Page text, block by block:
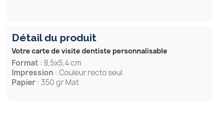
Détail du produit
Votre carte de visite dentiste personnalisable
Format : 8,5x5,4 cm
Impression : Couleur recto seul
Papier: 350 gr Mat